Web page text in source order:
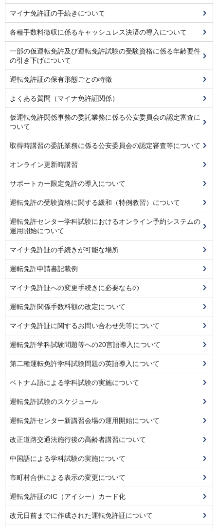
マイナ免許証の手続きについて
各種手数料徴収に係るキャッシュレス決済の導入について
一部の仮運転免許及び運転免許試験の受験資格に係る年齢要件
の引き下げについて
運転免許証の保有形態ごとの特徴
よくある質問（マイナ免許証関係）
仮運転免許関係事務の委託業務に係る公安委員会の認定審査に
ついて
取得時講習の委託業務に係る公安委員会の認定審査等について
オンライン更新時講習
サポートカー限定免許の導入について
運転免許の受験資格に関する緩和（特例教習）について
運転免許センター学科試験におけるオンライン予約システムの
運用開始について
マイナ免許証の手続きが可能な場所
運転免許申請書記載例
マイナ免許証への変更手続きに必要なもの
運転免許関係手数料額の改定について
マイナ免許証に関するお問い合わせ先等について
運転免許学科試験問題等への20言語導入について
第二種運転免許学科試験問題の英語導入について
ベトナム語による学科試験の実施について
運転免許試験のスケジュール
運転免許センター新講習会場の運用開始について
改正道路交通法施行後の高齢者講習について
中国語による学科試験の実施について
市町村合併による表示の変更について
運転免許証のIC（アイシー）カード化
改元日前までに作成された運転免許証について